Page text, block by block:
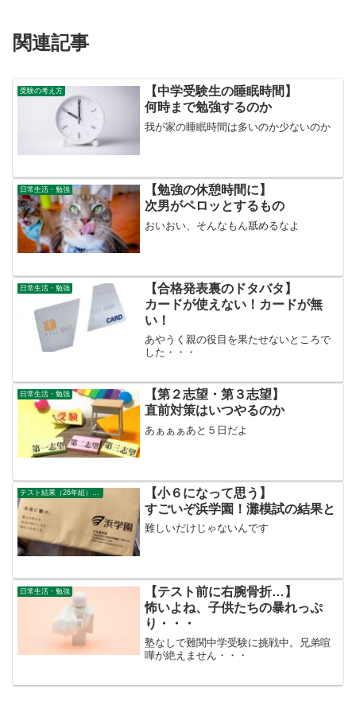
関連記事
受験の考え方
【中学受験生の睡眠時間】
何時まで勉強するのか
我が家の睡眠時間は多いのか少ないのか
日常生活・勉強
【勉強の休憩時間に】
次男がペロッとするもの
おいおい、そんなもん舐めるなよ
日常生活・勉強
【合格発表裏のドタバタ】
カードが使えない！カードが無
い！
あやうく親の役目を果たせないところで
した・・・
日常生活・勉強
【第２志望・第３志望】
直前対策はいつやるのか
あぁぁぁあと５日だよ
【小６になって思う】
すごいぞ浜学園！灘模試の結果と
難しいだけじゃないんです
日常生活・勉強
【テスト前に右腕骨折…】
怖いよね、子供たちの暴れっぷ
り・・・
塾なしで難関中学受験に挑戦中。兄弟喧
嘩が絶えません・・・